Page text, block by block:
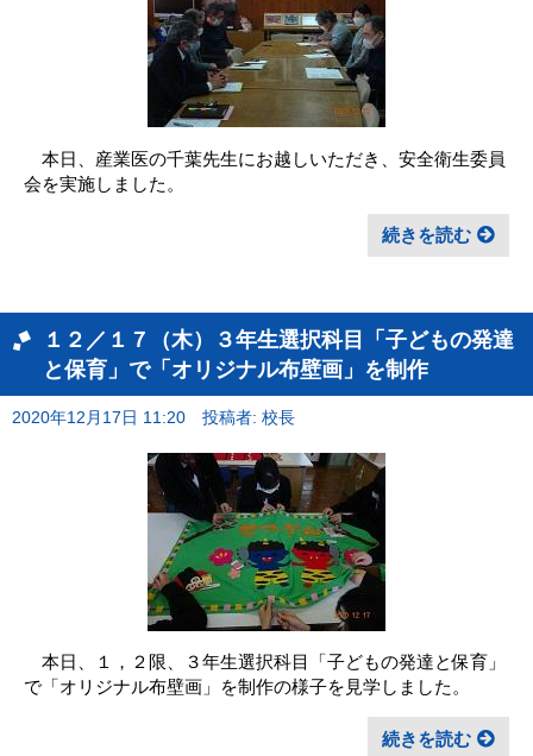
本日、産業医の千葉先生にお越しいただき、安全衛生委員
会を実施しました。
続きを読む
１２／１７（木）３年生選択科目「子どもの発達
と保育」で「オリジナル布壁画」を制作
2020年12月17日 11:20 投稿者: 校長
本日、１，２限、３年生選択科目「子どもの発達と保育」
で「オリジナル布壁画」を制作の様子を見学しました。
続きを読む